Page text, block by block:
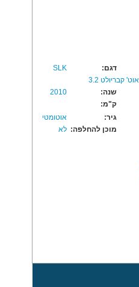
דגם:
SLK
שנה:
2010
ק"מ:
גיר:
אוטומטי
מוכן להחלפה: לא